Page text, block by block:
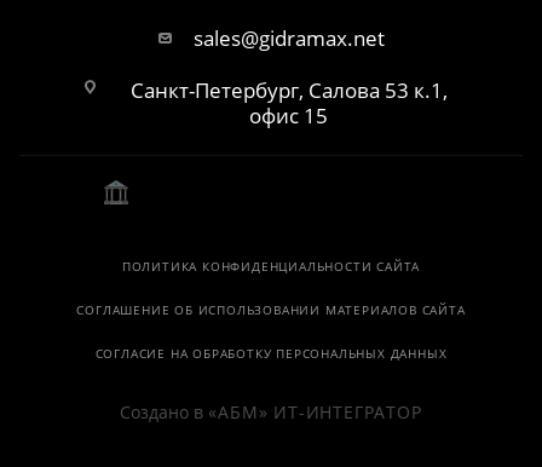
sales@gidramax.net
Санкт-Петербург, Салова 53 к.1,
офис 15
ПОЛИТИКА КОНФИДЕНЦИАЛЬНОСТИ САЙТА
СОГЛАШЕНИЕ ОБ ИСПОЛЬЗОВАНИИ МАТЕРИАЛОВ САЙТА
СОГЛАСИЕ НА ОБРАБОТКУ ПЕРСОНАЛЬНЫХ ДАННЫХ
Создано в «АБМ» ИТ-ИНТЕГРАТОР